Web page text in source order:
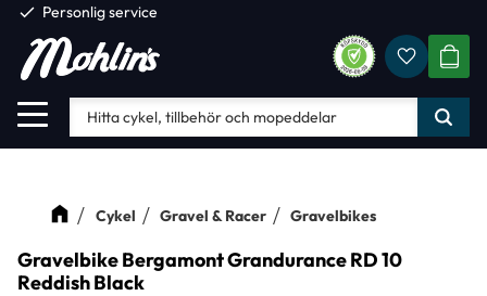
Meny
check Personlig service
Cykel Gravel & Racer Gravelbikes
Gravelbike Bergamont Grandurance RD 10
Reddish Black